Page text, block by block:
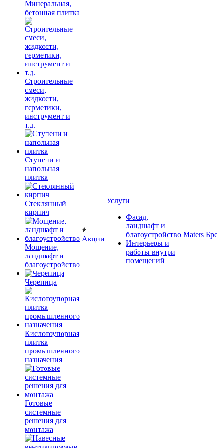
Минеральная,
бетонная плитка
Строительные
смеси,
жидкости,
герметики,
инструмент и
т.д.
Ступени и
напольная
плитка
Cтеклянный
кирпич
Мощение,
ландшафт и
благоустройство
Черепица
Кислотоупорная
плитка
промышленного
назначения
Готовые
системные
решения для
монтажа
Акции
Услуги
Фасад,
ландшафт и
благоустройство
Интерьеры и
работы внутри
помещений
Maters